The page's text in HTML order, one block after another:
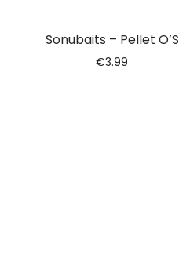
Sonubaits – Pellet O’S
€3.99